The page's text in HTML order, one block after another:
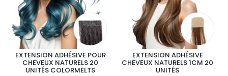
EXTENSION ADHÉSIVE POUR
CHEVEUX NATURELS 20
UNITÉS COLORMELTS
EXTENSION ADHÉSIVE
CHEVEUX NATURELS 1CM 20
UNITÉS